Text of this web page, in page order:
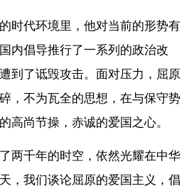
时代环境里，他对当前的形势有
内倡导推行了一系列的政治改
到了诋毁攻击。面对压力，屈原
，不为瓦全的思想，在与保守势
高尚节操，赤诚的爱国之心。
两千年的时空，依然光耀在中华
，我们谈论屈原的爱国主义，倡